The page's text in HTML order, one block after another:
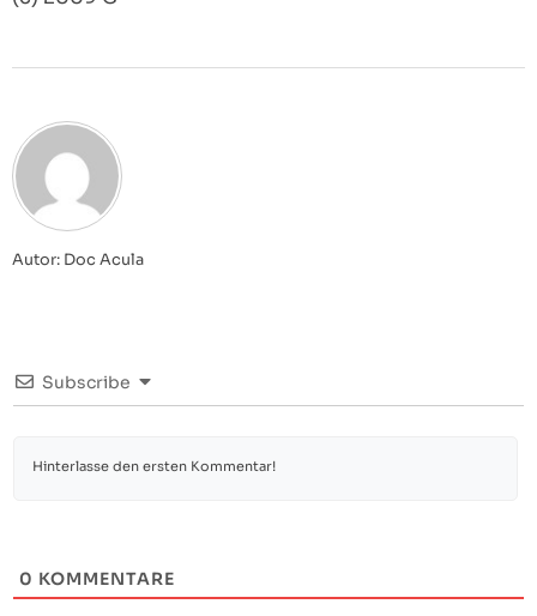
Autor: Doc Acula
Subscribe
0 KOMMENTARE